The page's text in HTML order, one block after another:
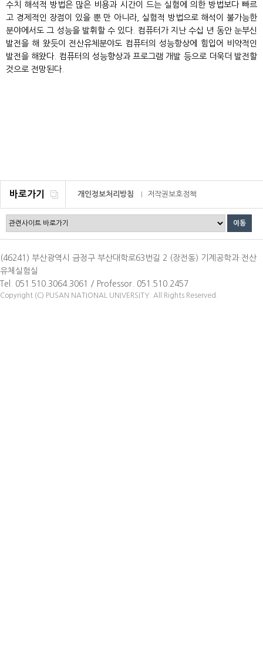
수치 해석적 방법은 많은 비용과 시간이 드는 실험에 의한 방법보다 빠르
고 경제적인 장점이 있을 뿐 만 아니라, 실험적 방법으로 해석이 불가능한
분야에서도 그 성능을 발휘할 수 있다. 컴퓨터가 지난 수십 년 동안 눈부신
발전을 해 왔듯이 전산유체분야도 컴퓨터의 성능항상에 힘입어 비약적인
발전을 해왔다. 컴퓨터의 성능향상과 프로그램 개발 등으로 더욱더 발전할
것으로 전망된다.
바로가기 개인정보처리방침 저작권보호정책
(46241) 부산광역시 금정구 부산대학로63번길 2 (장전동) 기계공학과 전산
유체실험실
Tel. 051.510.3064.3061 / Professor. 051.510.2457
Copyright (C) PUSAN NATIONAL UNIVERSITY. All Rights Reserved.